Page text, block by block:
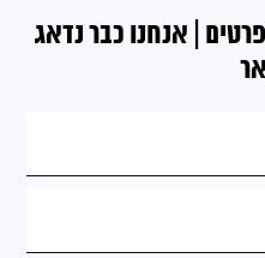
| אנחנו כבר נדאג